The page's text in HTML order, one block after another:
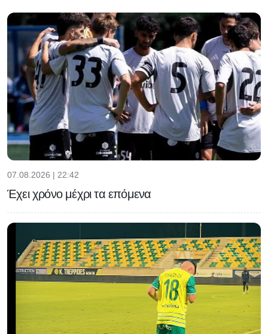
07.08.2026 | 22:42
Έχει χρόνο μέχρι τα επόμενα